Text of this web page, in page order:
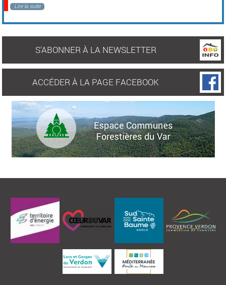
Lire la suite
S'ABONNER À LA NEWSLETTER
ACCÉDER À LA PAGE FACEBOOK